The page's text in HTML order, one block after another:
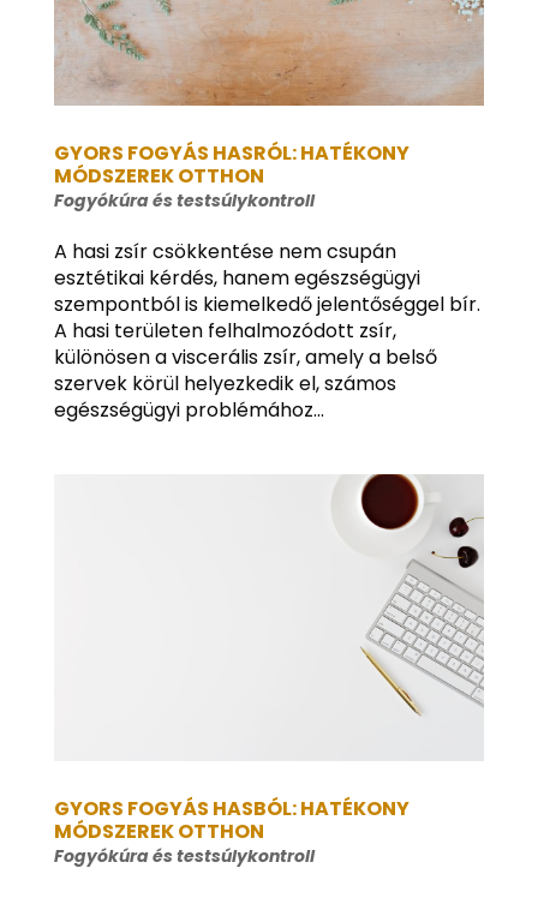
GYORS FOGYÁS HASRÓL: HATÉKONY
MÓDSZEREK OTTHON
Fogyókúra és testsúlykontroll
A hasi zsír csökkentése nem csupán
esztétikai kérdés, hanem egészségügyi
szempontból is kiemelkedő jelentőséggel bír.
A hasi területen felhalmozódott zsír,
különösen a viscerális zsír, amely a belső
szervek körül helyezkedik el, számos
egészségügyi problémához...
GYORS FOGYÁS HASBÓL: HATÉKONY
MÓDSZEREK OTTHON
Fogyókúra és testsúlykontroll